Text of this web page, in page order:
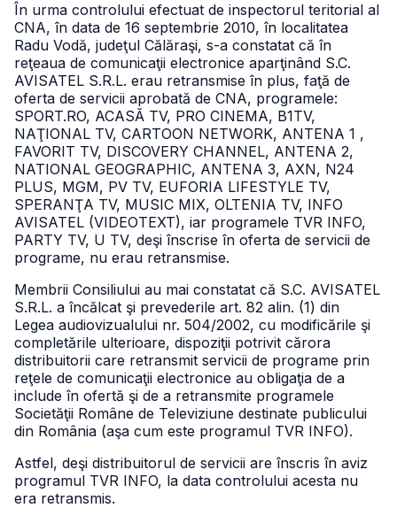
În urma controlului efectuat de inspectorul teritorial al
CNA, în data de 16 septembrie 2010, în localitatea
Radu Vodă, judeţul Călăraşi, s-a constatat că în
reţeaua de comunicaţii electronice aparţinând S.C.
AVISATEL S.R.L. erau retransmise în plus, faţă de
oferta de servicii aprobată de CNA, programele:
SPORT.RO, ACASĂ TV, PRO CINEMA, B1TV,
NAŢIONAL TV, CARTOON NETWORK, ANTENA 1 ,
FAVORIT TV, DISCOVERY CHANNEL, ANTENA 2,
NATIONAL GEOGRAPHIC, ANTENA 3, AXN, N24
PLUS, MGM, PV TV, EUFORIA LIFESTYLE TV,
SPERANŢA TV, MUSIC MIX, OLTENIA TV, INFO
AVISATEL (VIDEOTEXT), iar programele TVR INFO,
PARTY TV, U TV, deşi înscrise în oferta de servicii de
programe, nu erau retransmise.
Membrii Consiliului au mai constatat că S.C. AVISATEL
S.R.L. a încălcat şi prevederile art. 82 alin. (1) din
Legea audiovizualului nr. 504/2002, cu modificările şi
completările ulterioare, dispoziţii potrivit cărora
distribuitorii care retransmit servicii de programe prin
reţele de comunicaţii electronice au obligaţia de a
include în ofertă şi de a retransmite programele
Societăţii Române de Televiziune destinate publicului
din România (aşa cum este programul TVR INFO).
Astfel, deşi distribuitorul de servicii are înscris în aviz
programul TVR INFO, la data controlului acesta nu
era retransmis.